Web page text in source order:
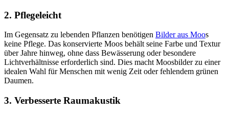
2. Pflegeleicht
Im Gegensatz zu lebenden Pflanzen benötigen Bilder aus Moos
keine Pflege. Das konservierte Moos behält seine Farbe und Textur
über Jahre hinweg, ohne dass Bewässerung oder besondere
Lichtverhältnisse erforderlich sind. Dies macht Moosbilder zu einer
idealen Wahl für Menschen mit wenig Zeit oder fehlendem grünen
Daumen.
3. Verbesserte Raumakustik